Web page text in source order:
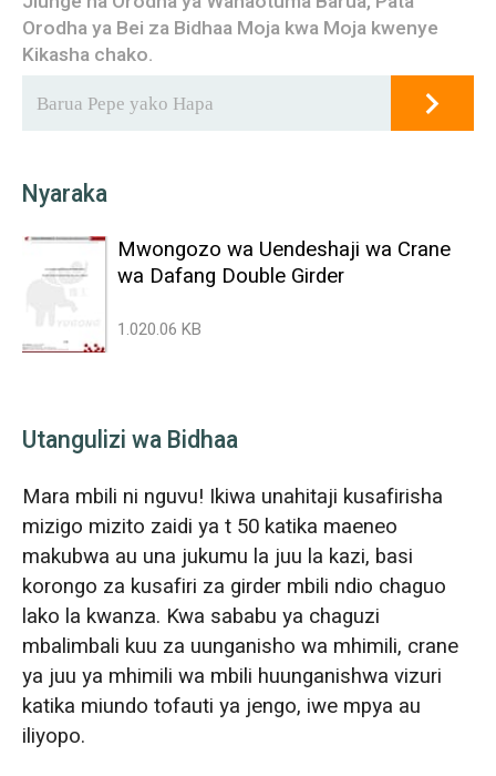
Orodha ya Bei za Bidhaa Moja kwa Moja kwenye
Kikasha chako.
Nyaraka
Mwongozo wa Uendeshaji wa Crane
wa Dafang Double Girder
1.020.06 KB
Utangulizi wa Bidhaa
Mara mbili ni nguvu! Ikiwa unahitaji kusafirisha
mizigo mizito zaidi ya t 50 katika maeneo
makubwa au una jukumu la juu la kazi, basi
korongo za kusafiri za girder mbili ndio chaguo
lako la kwanza. Kwa sababu ya chaguzi
mbalimbali kuu za uunganisho wa mhimili, crane
ya juu ya mhimili wa mbili huunganishwa vizuri
katika miundo tofauti ya jengo, iwe mpya au
iliyopo.